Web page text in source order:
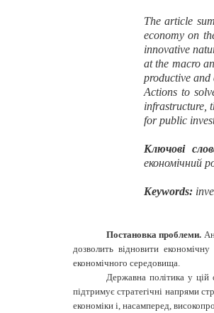
Thearticle
economy on
innovative
at the macro
productive and
Actions to
infrastructure,
for public
Ключові
економічний
Keywords:
Постановка проблеми.
дозволить відновити
економічного середовища.
Державна політика у цій
підтримує стратегічні напрями
економіки і, насамперед,